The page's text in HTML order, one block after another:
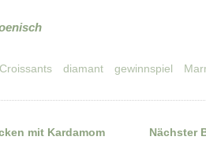
Croissants diamant gewinnspiel
mit Kardamom
Nächster